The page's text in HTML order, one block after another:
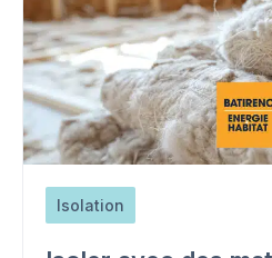
Isolation